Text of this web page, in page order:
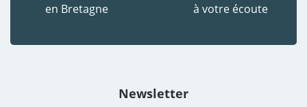
en Bretagne
à votre écoute
Newsletter